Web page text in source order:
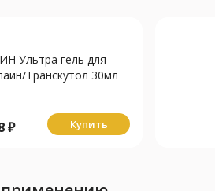
Ультра гель для
Транскутол 30мл
₽ Купить